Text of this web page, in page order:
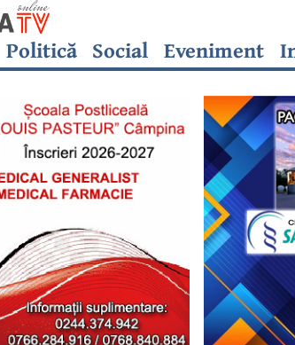
Politică Social Eveniment